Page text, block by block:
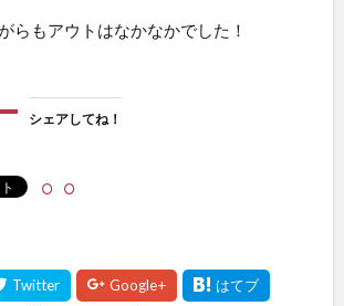
らもアウトはなかなかでした！
シェアしてね！